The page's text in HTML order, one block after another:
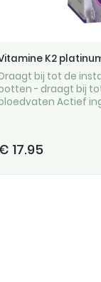
K2
bij tot de
- draagt bij
Actief
17.95